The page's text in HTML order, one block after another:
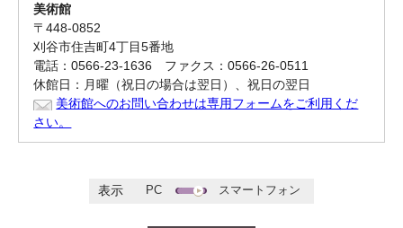
美術館
〒448-0852
刈谷市住吉町4丁目5番地
電話：0566-23-1636 ファクス：0566-26-0511
休館日：月曜（祝日の場合は翌日）、祝日の翌日
美術館へのお問い合わせは専用フォームをご利用くだ
さい。
表示 PC スマートフォン